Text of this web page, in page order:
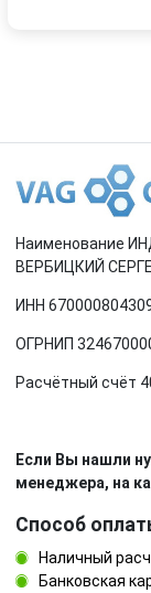
Наименование
ВЕРБИЦКИЙ
ИНН
ОГРНИП
Расчётный счёт
Если Вы нашли
менеджера, на
Способ
Наличный
Банковская